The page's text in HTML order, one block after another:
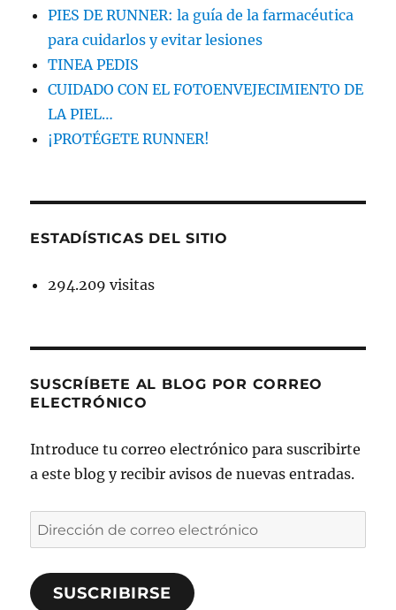
PIES DE RUNNER: la guía de la farmacéutica
para cuidarlos y evitar lesiones
TINEA PEDIS
CUIDADO CON EL FOTOENVEJECIMIENTO DE
LA PIEL…
¡PROTÉGETE RUNNER!
ESTADÍSTICAS DEL SITIO
294.209 visitas
SUSCRÍBETE AL BLOG POR CORREO
ELECTRÓNICO
Introduce tu correo electrónico para suscribirte
a este blog y recibir avisos de nuevas entradas.
Dirección
de
correo
electrónico
SUSCRIBIRSE